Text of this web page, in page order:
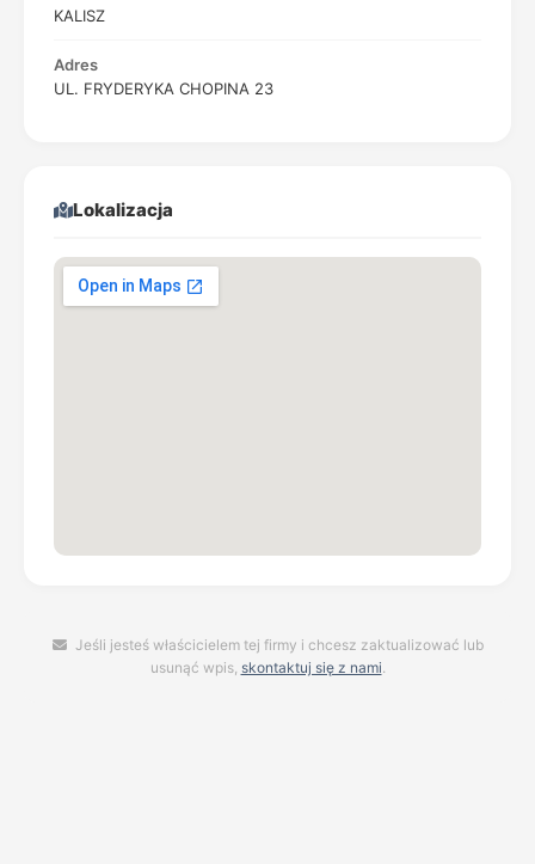
KALISZ
Adres
UL. FRYDERYKA CHOPINA 23
Lokalizacja
Jeśli jesteś właścicielem tej firmy i chcesz zaktualizować lub
usunąć wpis, skontaktuj się z nami.